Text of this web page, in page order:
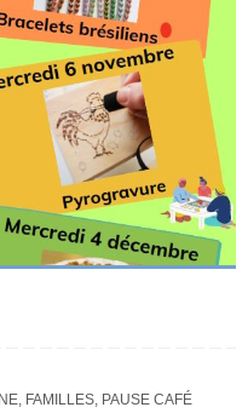
, FAMILLES, PAUSE CAFÉ